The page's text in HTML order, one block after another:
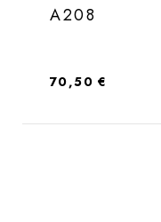
A208
Regulärer Preis:
70,50 €